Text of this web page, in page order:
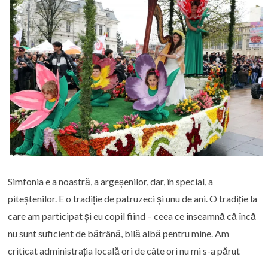
Simfonia e a noastră, a argeșenilor, dar, în special, a
piteștenilor. E o tradiție de patruzeci și unu de ani. O tradiție la
care am participat și eu copil fiind – ceea ce înseamnă că încă
nu sunt suficient de bătrână, bilă albă pentru mine. Am
criticat administrația locală ori de câte ori nu mi s-a părut